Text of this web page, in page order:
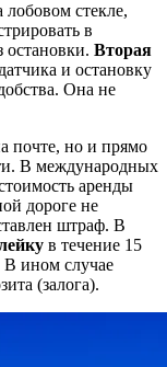
лобовом стекле,
в
остановки. Вторая
и остановку
Она не
почте, но и прямо
В международных
аренды
дороге не
штраф. В
в течение 15
В ином случае
(залога).